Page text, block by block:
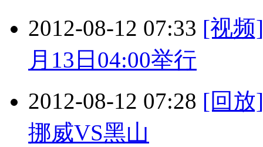
2012-08-12 07:33 [视频
月13日04:00举行
2012-08-12 07:28 [回放
挪威VS黑山